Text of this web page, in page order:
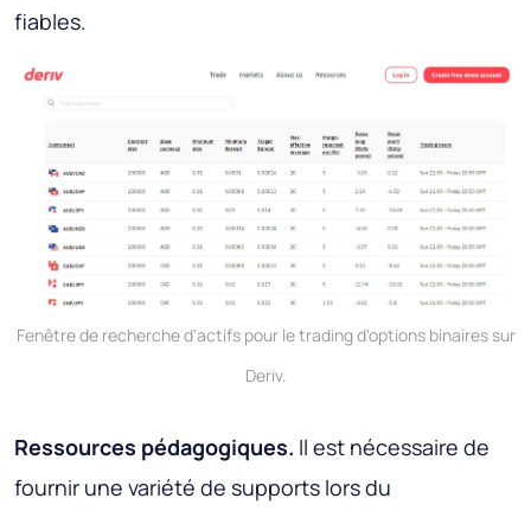
fiables.
Fenêtre de recherche d'actifs pour le trading d'options binaires sur
Deriv.
Ressources pédagogiques. Il est nécessaire de
fournir une variété de supports lors du